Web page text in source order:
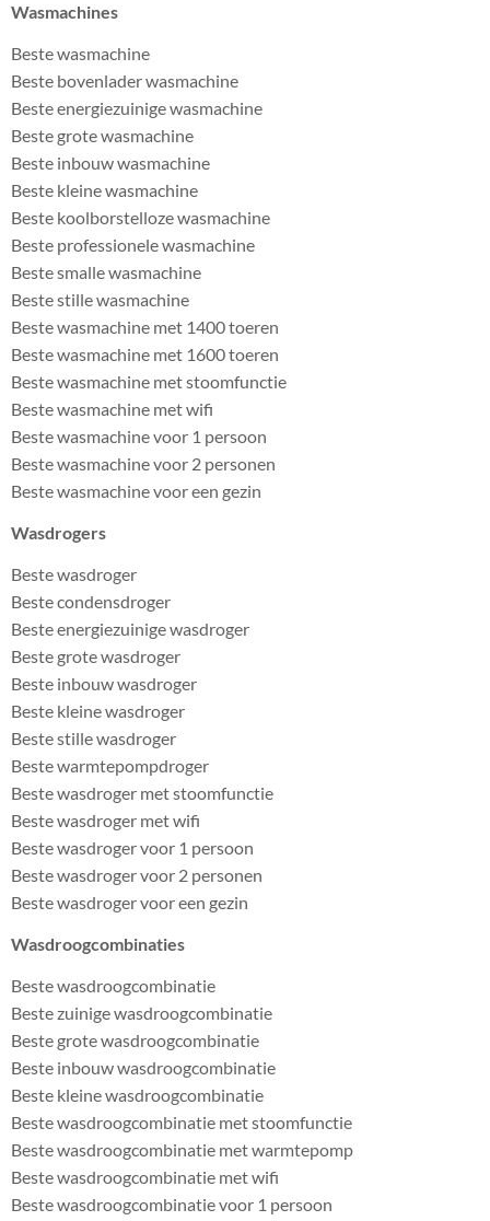
Wasmachines
Beste wasmachine
Beste bovenlader wasmachine
Beste energiezuinige wasmachine
Beste grote wasmachine
Beste inbouw wasmachine
Beste kleine wasmachine
Beste koolborstelloze wasmachine
Beste professionele wasmachine
Beste smalle wasmachine
Beste stille wasmachine
Beste wasmachine met 1400 toeren
Beste wasmachine met 1600 toeren
Beste wasmachine met stoomfunctie
Beste wasmachine met wifi
Beste wasmachine voor 1 persoon
Beste wasmachine voor 2 personen
Beste wasmachine voor een gezin
Wasdrogers
Beste wasdroger
Beste condensdroger
Beste energiezuinige wasdroger
Beste grote wasdroger
Beste inbouw wasdroger
Beste kleine wasdroger
Beste stille wasdroger
Beste warmtepompdroger
Beste wasdroger met stoomfunctie
Beste wasdroger met wifi
Beste wasdroger voor 1 persoon
Beste wasdroger voor 2 personen
Beste wasdroger voor een gezin
Wasdroogcombinaties
Beste wasdroogcombinatie
Beste zuinige wasdroogcombinatie
Beste grote wasdroogcombinatie
Beste inbouw wasdroogcombinatie
Beste kleine wasdroogcombinatie
Beste wasdroogcombinatie met stoomfunctie
Beste wasdroogcombinatie met warmtepomp
Beste wasdroogcombinatie met wifi
Beste wasdroogcombinatie voor 1 persoon